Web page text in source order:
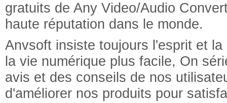
gratuits de Any Video/Audio
haute réputation dans le monde.
Anvsoft insiste toujours l'esprit et
la vie numérique plus facile, On
avis et des conseils de nos
d'améliorer nos produits pour